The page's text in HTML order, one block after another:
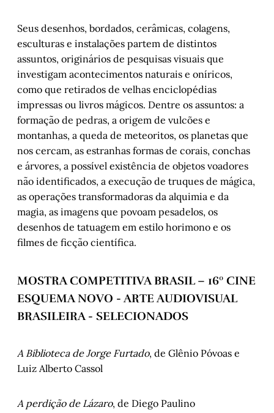
Seus desenhos, bordados, cerâmicas, colagens,
esculturas e instalações partem de distintos
assuntos, originários de pesquisas visuais que
investigam acontecimentos naturais e oníricos,
como que retirados de velhas enciclopédias
impressas ou livros mágicos. Dentre os assuntos: a
formação de pedras, a origem de vulcões e
montanhas, a queda de meteoritos, os planetas que
nos cercam, as estranhas formas de corais, conchas
e árvores, a possível existência de objetos voadores
não identificados, a execução de truques de mágica,
as operações transformadoras da alquimia e da
magia, as imagens que povoam pesadelos, os
desenhos de tatuagem em estilo horimono e os
filmes de ficção científica.
MOSTRA COMPETITIVA BRASIL – 16º CINE
ESQUEMA NOVO - ARTE AUDIOVISUAL
BRASILEIRA - SELECIONADOS
A Biblioteca de Jorge Furtado, de Glênio Póvoas e
Luiz Alberto Cassol
A perdição de Lázaro, de Diego Paulino